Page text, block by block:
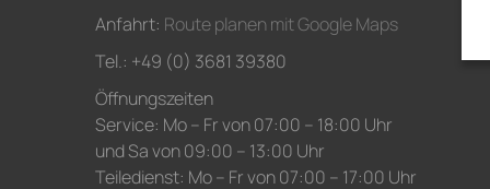
Anfahrt: Route planen mit Google Maps
Tel.: +49 (0) 3681 39380
Öffnungszeiten
Service: Mo – Fr von 07:00 – 18:00 Uhr
und Sa von 09:00 – 13:00 Uhr
Teiledienst: Mo – Fr von 07:00 – 17:00 Uhr